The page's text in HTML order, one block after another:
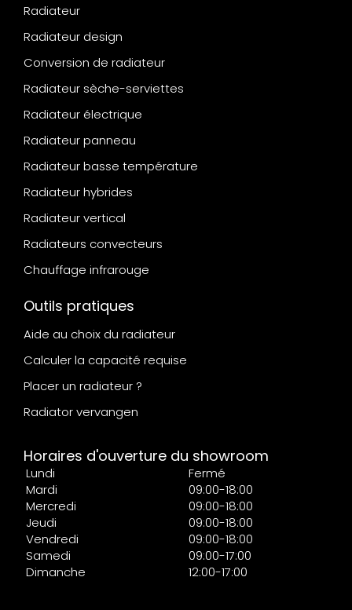
Radiateur
Radiateur design
Conversion de radiateur
Radiateur sèche-serviettes
Radiateur électrique
Radiateur panneau
Radiateur basse température
Radiateur hybrides
Radiateur vertical
Radiateurs convecteurs
Chauffage infrarouge
Outils pratiques
Aide au choix du radiateur
Calculer la capacité requise
Placer un radiateur ?
Radiator vervangen
Horaires d'ouverture du showroom
Lundi
Fermé
Mardi
09:00-18:00
Mercredi
09:00-18:00
Jeudi
09:00-18:00
Vendredi
09:00-18:00
Samedi
09:00-17:00
Dimanche
12:00-17:00